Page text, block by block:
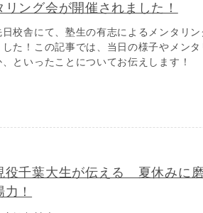
リング会が開催されました！
日校舎にて、塾生の有志によるメンタリ
した！この記事では、当日の様子やメンタ
、といったことについてお伝えします！
役千葉大生が伝える 夏休みに
力！